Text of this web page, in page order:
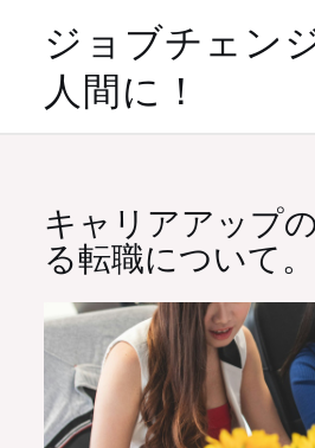
content
ジョブチェン
人間に！
キャリアアップ
る転職について。